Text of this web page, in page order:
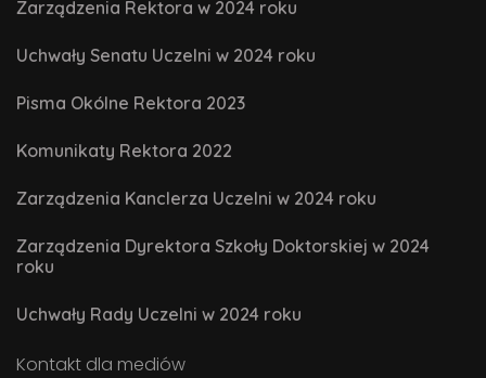
Zarządzenia Rektora w 2024 roku
Uchwały Senatu Uczelni w 2024 roku
Pisma Okólne Rektora 2023
Komunikaty Rektora 2022
Zarządzenia Kanclerza Uczelni w 2024 roku
Zarządzenia Dyrektora Szkoły Doktorskiej w 2024
roku
Uchwały Rady Uczelni w 2024 roku
Kontakt dla mediów